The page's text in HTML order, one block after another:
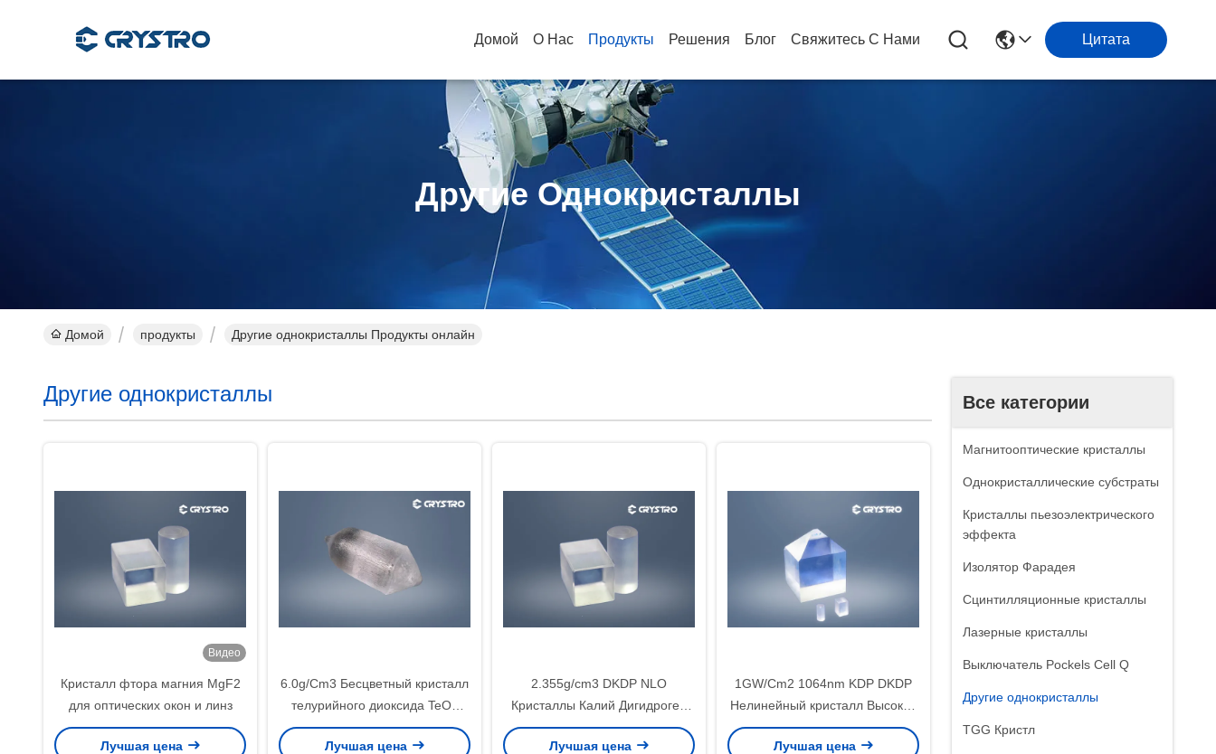
Домой О Нас Продукты Решения Блог Свяжитесь С Нами Цитата
Другие Однокристаллы
Домой продукты Другие однокристаллы Продукты онлайн
Все категории
Магнитооптические кристаллы
Однокристаллические субстраты
Кристаллы пьезоэлектрического
эффекта
Изолятор Фарадея
Сцинтилляционные кристаллы
Лазерные кристаллы
Выключатель Pockels Cell Q
Другие однокристаллы
TGG Кристл
Другие однокристаллы
Видео
Кристалл фтора магния MgF2
для оптических окон и линз
Лучшая цена
6.0g/Cm3 Бесцветный кристалл
телурийного диоксида TeO2
лазерного качества
Лучшая цена
2.355g/cm3 DKDP NLO
Кристаллы Калий Дигидроген
Фосфат Для Q Switch
Лучшая цена
1GW/Cm2 1064nm KDP DKDP
Нелинейный кристалл Высокая
оболочка
Лучшая цена